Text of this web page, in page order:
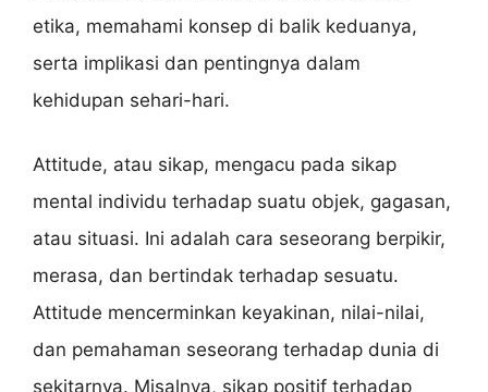
etika, memahami konsep di balik keduanya,
serta implikasi dan pentingnya dalam
kehidupan sehari-hari.
Attitude, atau sikap, mengacu pada sikap
mental individu terhadap suatu objek, gagasan,
atau situasi. Ini adalah cara seseorang berpikir,
merasa, dan bertindak terhadap sesuatu.
Attitude mencerminkan keyakinan, nilai-nilai,
dan pemahaman seseorang terhadap dunia di
sekitarnya. Misalnya, sikap positif terhadap